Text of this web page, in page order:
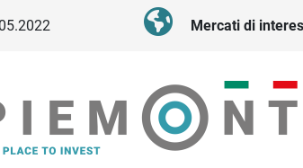
Focus settoriali Mercati di